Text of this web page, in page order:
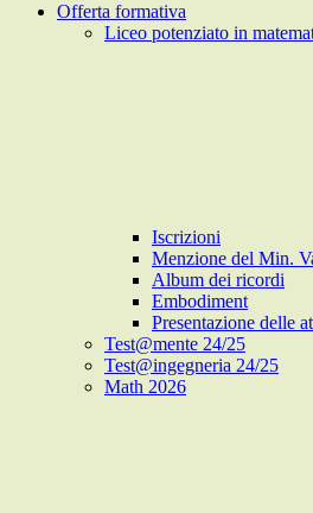
Offerta formativa
Liceo potenziato in
Iscrizioni
Menzione del Min.
Album dei ricordi
Embodiment
Presentazione delle
Test@mente 24/25
Test@ingegneria 24/25
Math 2026